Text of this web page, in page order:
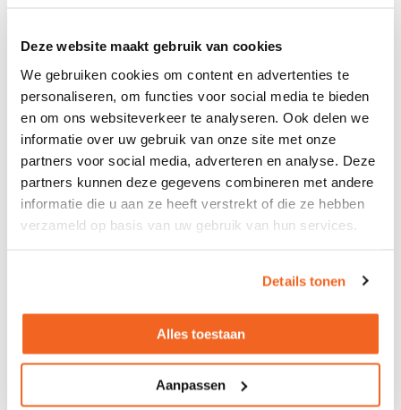
Deze website maakt gebruik van cookies
We gebruiken cookies om content en advertenties te
personaliseren, om functies voor social media te bieden
en om ons websiteverkeer te analyseren. Ook delen we
informatie over uw gebruik van onze site met onze
partners voor social media, adverteren en analyse. Deze
partners kunnen deze gegevens combineren met andere
informatie die u aan ze heeft verstrekt of die ze hebben
verzameld op basis van uw gebruik van hun services.
Details tonen
Alles toestaan
Aanpassen
Vergaderstoel Girsberger
Connexion
57cm 90,5cm
Levertijd circa 8 weken
540,- 405,- excl. btw
Vergaderstoel Girsberger Yanos 4-
poots
Diverse kleuren